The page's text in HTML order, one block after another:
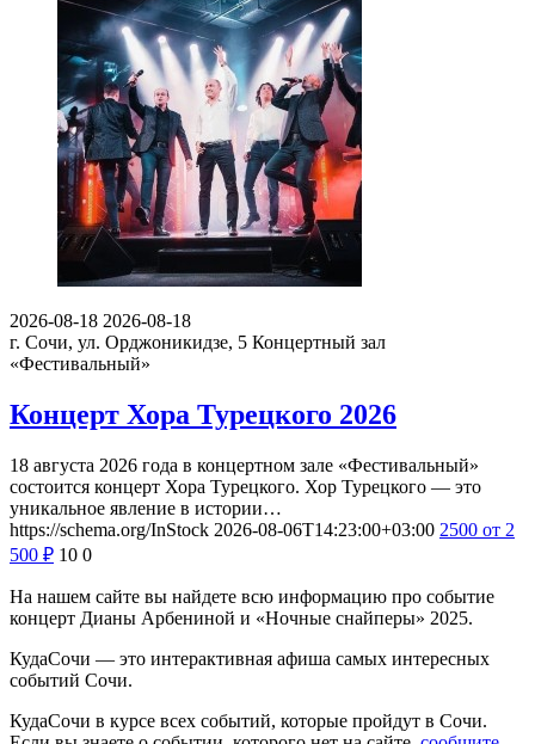
2026-08-18 2026-08-18
г. Сочи, ул. Орджоникидзе, 5 Концертный зал
«Фестивальный»
Концерт Хора Турецкого 2026
18 августа 2026 года в концертном зале «Фестивальный»
состоится концерт Хора Турецкого. Хор Турецкого — это
уникальное явление в истории…
https://schema.org/InStock 2026-08-06T14:23:00+03:00 2500 от 2
500 ₽ 10 0
На нашем сайте вы найдете всю информацию про событие
концерт Дианы Арбениной и «Ночные снайперы» 2025.
КудаСочи — это интерактивная афиша самых интересных
событий Сочи.
КудаСочи в курсе всех событий, которые пройдут в Сочи.